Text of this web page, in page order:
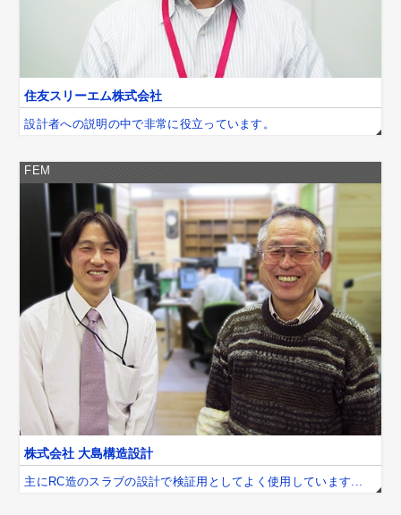
住友スリーエム株式会社
設計者への説明の中で非常に役立っています。
FEM
株式会社 大島構造設計
主にRC造のスラブの設計で検証用としてよく使用しています...